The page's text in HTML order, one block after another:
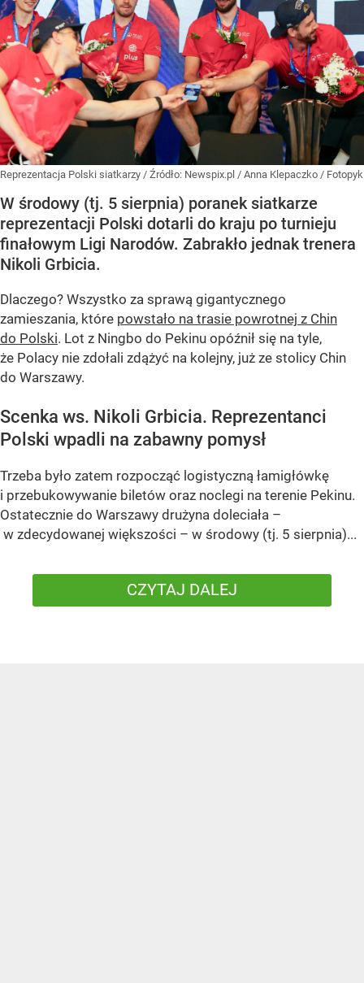
Reprezentacja Polski siatkarzy / Źródło: Newspix.pl / Anna Klepaczko / Fotopyk
W środowy (tj. 5 sierpnia) poranek siatkarze
reprezentacji Polski dotarli do kraju po turnieju
finałowym Ligi Narodów. Zabrakło jednak trenera
Nikoli Grbicia.
Dlaczego? Wszystko za sprawą gigantycznego
zamieszania, które powstało na trasie powrotnej z Chin
do Polski. Lot z Ningbo do Pekinu opóźnił się na tyle,
że Polacy nie zdołali zdążyć na kolejny, już ze stolicy Chin
do Warszawy.
Scenka ws. Nikoli Grbicia. Reprezentanci
Polski wpadli na zabawny pomysł
Trzeba było zatem rozpocząć logistyczną łamigłówkę
i przebukowywanie biletów oraz noclegi na terenie Pekinu.
Ostatecznie do Warszawy drużyna doleciała –
w zdecydowanej większości – w środowy (tj. 5 sierpnia)...
CZYTAJ DALEJ